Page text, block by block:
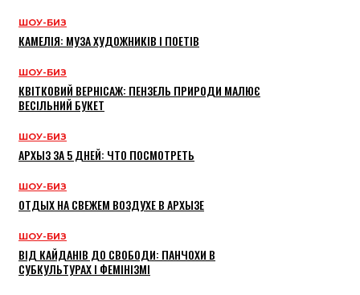
ШОУ-БИЗ
КАМЕЛІЯ: МУЗА ХУДОЖНИКІВ І ПОЕТІВ
ШОУ-БИЗ
КВІТКОВИЙ ВЕРНІСАЖ: ПЕНЗЕЛЬ ПРИРОДИ МАЛЮЄ
ВЕСІЛЬНИЙ БУКЕТ
ШОУ-БИЗ
АРХЫЗ ЗА 5 ДНЕЙ: ЧТО ПОСМОТРЕТЬ
ШОУ-БИЗ
ОТДЫХ НА СВЕЖЕМ ВОЗДУХЕ В АРХЫЗЕ
ШОУ-БИЗ
ВІД КАЙДАНІВ ДО СВОБОДИ: ПАНЧОХИ В
СУБКУЛЬТУРАХ І ФЕМІНІЗМІ